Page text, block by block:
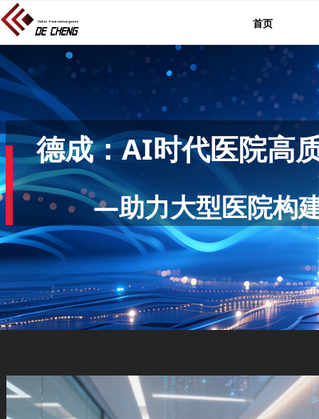
首页
德成：AI时代医院
—助力大型医院构
为顶尖医院提供“AI+人机协同”的智慧财务、智能